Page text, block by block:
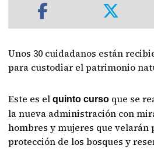
Unos 30 cuidadanos están
para custodiar el patrimonio
Este es el quinto curso que se
la nueva administración con
hombres y mujeres que velarán
protección de los bosques y